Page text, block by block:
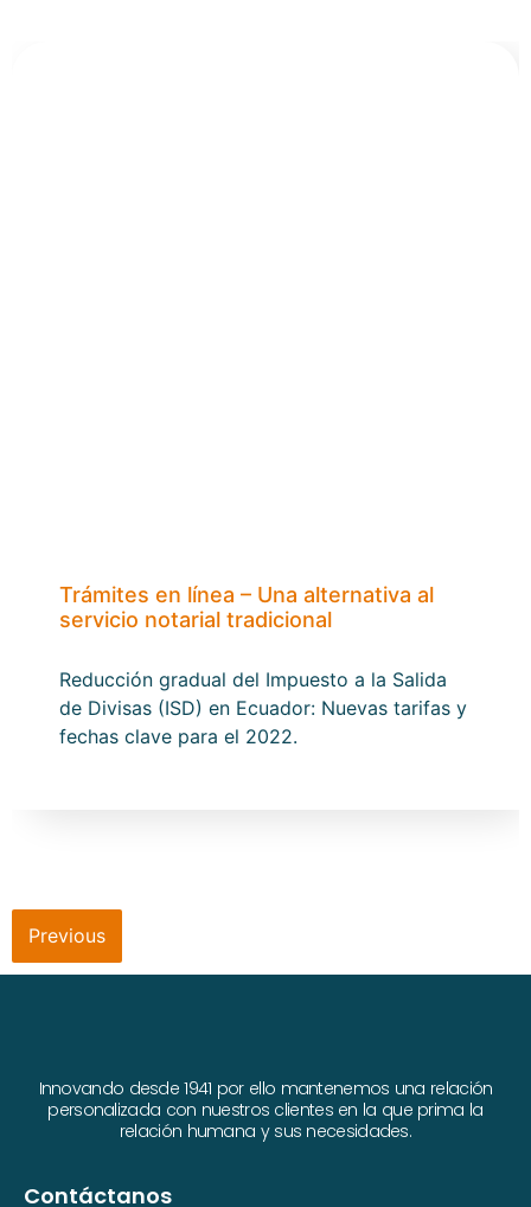
Trámites en línea – Una alternativa al
servicio notarial tradicional
Reducción gradual del Impuesto a la Salida
de Divisas (ISD) en Ecuador: Nuevas tarifas y
fechas clave para el 2022.
Previous
Innovando desde 1941 por ello mantenemos una relación
personalizada con nuestros clientes en la que prima la
relación humana y sus necesidades.
Contáctanos